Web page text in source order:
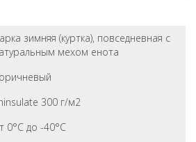
зимняя (куртка), повседневная с
мехом енота
300 г/м2
0°С до -40°С